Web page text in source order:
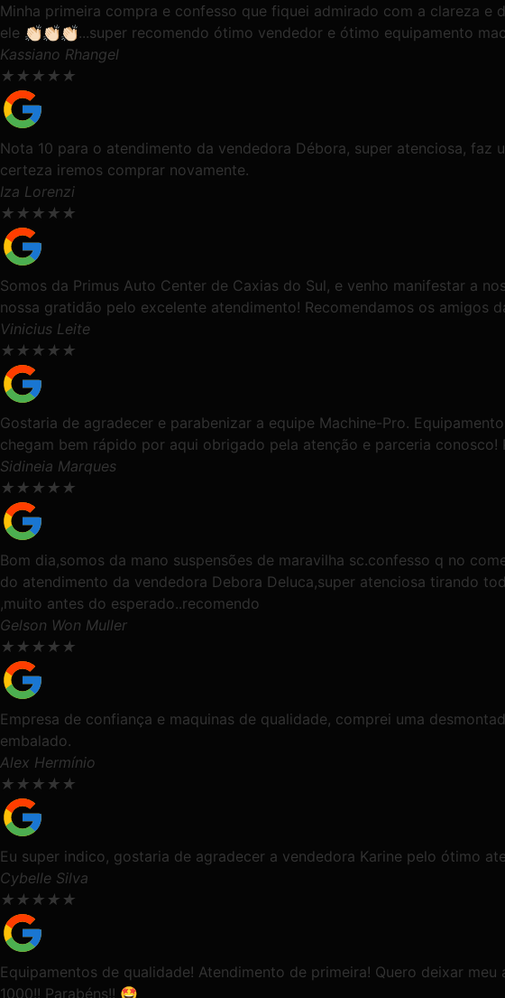
Minha primeira compra e confesso que fiquei admirado com a clareza
ele 👏🏻👏🏻👏🏻...super recomendo ótimo vendedor e ótimo equipamento
Kassiano Rhangel
★ ★ ★ ★ ★
Nota 10 para o atendimento da vendedora Débora, super atenciosa,
certeza iremos comprar novamente.
Iza Lorenzi
★ ★ ★ ★ ★
Somos da Primus Auto Center de Caxias do Sul, e venho manifestar a
nossa gratidão pelo excelente atendimento! Recomendamos os amigos
Vinicius Leite
★ ★ ★ ★ ★
Gostaria de agradecer e parabenizar a equipe Machine-Pro.
chegam bem rápido por aqui obrigado pela atenção e parceria conosco!
Sidineia Marques
★ ★ ★ ★ ★
Bom dia,somos da mano suspensões de maravilha sc.confesso q no
do atendimento da vendedora Debora Deluca,super atenciosa tirando
,muito antes do esperado..recomendo
Gelson Won Muller
★ ★ ★ ★ ★
Empresa de confiança e maquinas de qualidade, comprei uma
embalado.
Alex Hermínio
★ ★ ★ ★ ★
Eu super indico, gostaria de agradecer a vendedora Karine pelo ótimo
Cybelle Silva
★ ★ ★ ★ ★
Equipamentos de qualidade! Atendimento de primeira! Quero deixar
1000!! Parabéns!! 🤩